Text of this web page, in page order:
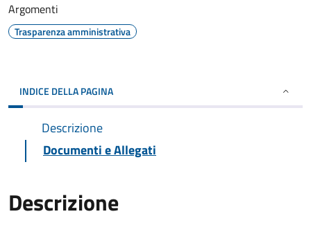
Argomenti
Trasparenza amministrativa
INDICE DELLA PAGINA
Descrizione
Documenti e Allegati
Descrizione